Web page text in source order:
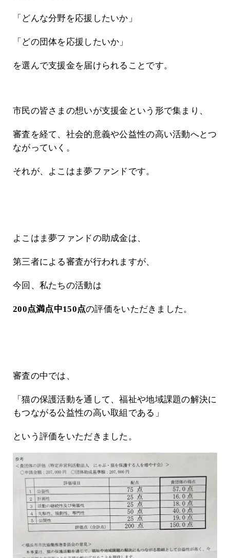
「どんな分野を応援したいか」
「どの団体を応援したいか」
を選んで支援金を届けられることです。
市民の皆さまの想いが支援金という形で集まり、
審査を経て、社会的意義や公益性の高い活動へとつ
ながっていく。
それが、よこはま夢ファンドです。
よこはま夢ファンドの助成金は、
第三者による審査が行われますが、
今回、私たちの活動は
200点満点中150点の評価をいただきました。
審査の中では、
「猫の保護活動を通して、福祉や地域課題の解決に
もつながる公益性の高い取組である」
という評価をいただきました。